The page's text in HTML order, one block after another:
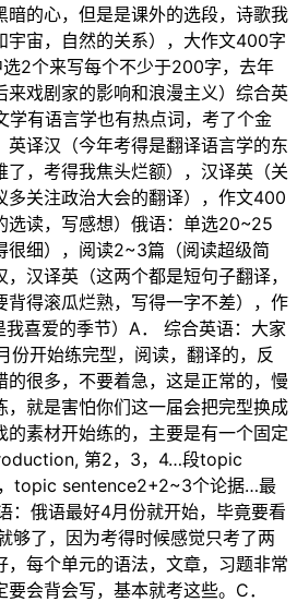
暗的心，但是是课外的选段，诗歌我
宇宙，自然的关系），大作文400字
2个来写每个不少于200字，去年
来戏剧家的影响和浪漫主义）综合英
学有语言学也有热点词，考了个金
英译汉（今年考得是翻译语言学的东
了，考得我焦头烂额），汉译英（关
多关注政治大会的翻译），作文400
选读，写感想）俄语：单选20~25
很细），阅读2~3篇（阅读超级简
汉译英（这两个都是短句子翻译，
背得滚瓜烂熟，写得一字不差），作
喜爱的季节）A． 综合英语：大家
份开始练完型，阅读，翻译的，反
的很多，不要着急，这是正常的，慢
，就是害怕你们这一届会把完型换成
的素材开始练的，主要是有一个固定
第2，3，4…段topic
topic sentence2+2~3个论据…最
：俄语最好4月份就开始，毕竟要看
够了，因为考得时候感觉只考了两
，每个单元的语法，文章，习题非常
会背会写，基本就考这些。C．